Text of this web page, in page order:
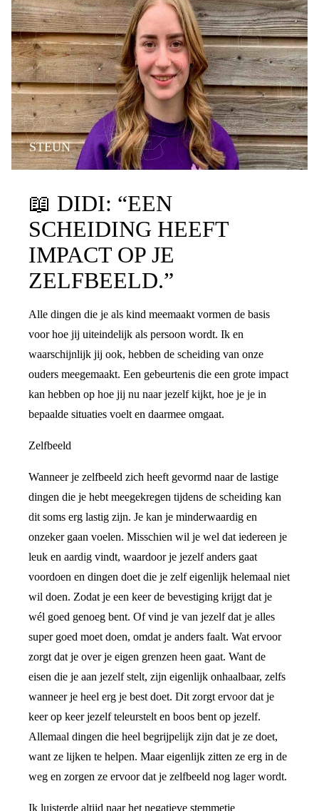
STEUN
📖 DIDI: “EEN
SCHEIDING HEEFT
IMPACT OP JE
ZELFBEELD.”
Alle dingen die je als kind meemaakt vormen de basis
voor hoe jij uiteindelijk als persoon wordt. Ik en
waarschijnlijk jij ook, hebben de scheiding van onze
ouders meegemaakt. Een gebeurtenis die een grote impact
kan hebben op hoe jij nu naar jezelf kijkt, hoe je je in
bepaalde situaties voelt en daarmee omgaat.
Zelfbeeld
Wanneer je zelfbeeld zich heeft gevormd naar de lastige
dingen die je hebt meegekregen tijdens de scheiding kan
dit soms erg lastig zijn. Je kan je minderwaardig en
onzeker gaan voelen. Misschien wil je wel dat iedereen je
leuk en aardig vindt, waardoor je jezelf anders gaat
voordoen en dingen doet die je zelf eigenlijk helemaal niet
wil doen. Zodat je een keer de bevestiging krijgt dat je
wél goed genoeg bent. Of vind je van jezelf dat je alles
super goed moet doen, omdat je anders faalt. Wat ervoor
zorgt dat je over je eigen grenzen heen gaat. Want de
eisen die je aan jezelf stelt, zijn eigenlijk onhaalbaar, zelfs
wanneer je heel erg je best doet. Dit zorgt ervoor dat je
keer op keer jezelf teleurstelt en boos bent op jezelf.
Allemaal dingen die heel begrijpelijk zijn dat je ze doet,
want ze lijken te helpen. Maar eigenlijk zitten ze erg in de
weg en zorgen ze ervoor dat je zelfbeeld nog lager wordt.
Ik luisterde altijd naar het negatieve stemmetje